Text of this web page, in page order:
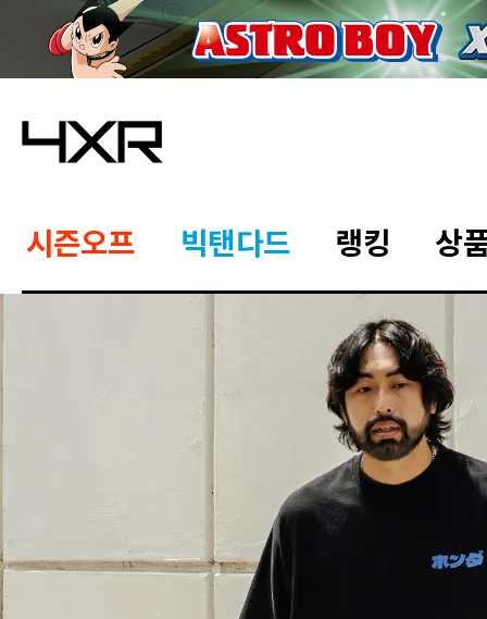
시즌오프 빅탠다드 랭킹 상